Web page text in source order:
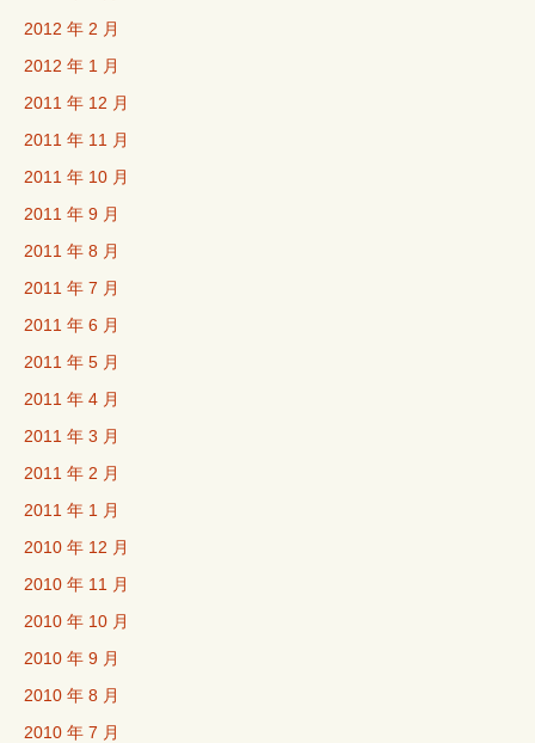
2012 年 2 月
2012 年 1 月
2011 年 12 月
2011 年 11 月
2011 年 10 月
2011 年 9 月
2011 年 8 月
2011 年 7 月
2011 年 6 月
2011 年 5 月
2011 年 4 月
2011 年 3 月
2011 年 2 月
2011 年 1 月
2010 年 12 月
2010 年 11 月
2010 年 10 月
2010 年 9 月
2010 年 8 月
2010 年 7 月